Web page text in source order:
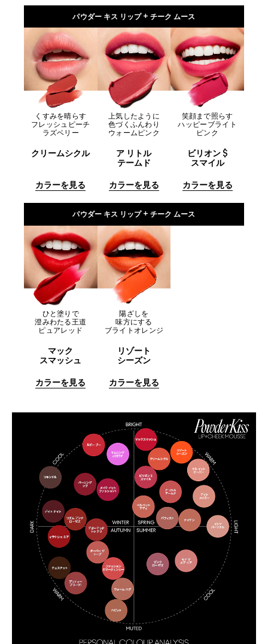
パウダー キス リップ + チーク ムース
くすみを晴らす
フレッシュピーチ
ラズベリー
クリームシクル
カラーを見る
上気したように
色づくふんわり
ウォームピンク
ア リトル
テームド
カラーを見る
笑顔まで照らす
ハッピーブライト
ピンク
ビリオン $
スマイル
カラーを見る
パウダー キス リップ + チーク ムース
ひと塗りで
澄みわたる王道
ピュアレッド
マック
スマッシュ
カラーを見る
陽ざしを
味方にする
ブライトオレンジ
リゾート
シーズン
カラーを見る